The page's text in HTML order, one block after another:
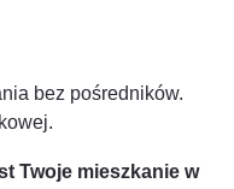
bez pośredników.
Twoje mieszkanie w